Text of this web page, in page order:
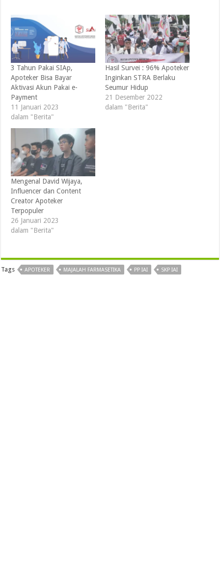
3 Tahun Pakai SIAp,
Apoteker Bisa Bayar
Aktivasi Akun Pakai e-
Payment
11 Januari 2023
dalam "Berita"
Hasil Survei : 96% Apoteker
Inginkan STRA Berlaku
Seumur Hidup
21 Desember 2022
dalam "Berita"
Mengenal David Wijaya,
Influencer dan Content
Creator Apoteker
Terpopuler
26 Januari 2023
dalam "Berita"
Tags APOTEKER MAJALAH FARMASETIKA PP IAI SKP IAI